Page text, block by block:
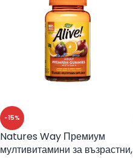
-15%
Natures Way Премиум
мултивитамини за възрастни,